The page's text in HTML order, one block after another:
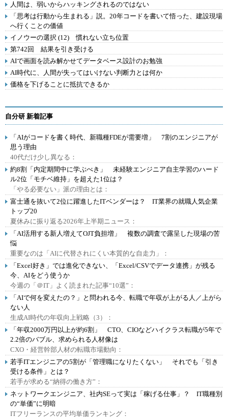
人間は、弱いからハッキングされるのではない
「思考は行動から生まれる」説。20年コードを書いて悟った、建設現場
へ行くことの価値
イノウーの選択 (12) 慣れない立ち位置
第742回 結果を引き受ける
AIで画面を読み解かせてデータベース設計のお勉強
AI時代に、人間が失ってはいけない判断力とは何か
価格を下げることに抵抗できるか
自分研 新着記事
「AIがコードを書く時代、新職種FDEが需要増」 7割のエンジニアが
思う理由
40代だけ少し異なる：
約8割「内定期間中に学ぶべき」 未経験エンジニア自主学習のハード
ル2位「モチベ維持」を超えた1位は？
「やる必要ない」派の理由とは：
富士通を抜いて2位に躍進したITベンダーは？ IT業界の就職人気企業
トップ20
夏休みに振り返る2026年上半期ニュース：
「AI活用する新人増えてOJT負担増」 複数の調査で露呈した現場の苦
悩
重要なのは「AIに代替されにくい本質的な自走力」：
「Excel好き」では進化できない、「Excel/CSVでデータ連携」が残る
今、AIをどう使うか
今週の「＠IT」よく読まれた記事“10選”：
「AIで何を変えたの？」と問われる今、転職で年収が上がる人／上がら
ない人
生成AI時代の年収向上戦略（3）：
「年収2000万円以上が約6割」 CTO、CIOなどハイクラス転職が5年で
2.2倍のバブル、求められる人材像は
CXO・経営幹部人材の転職市場動向：
若手ITエンジニアの5割が「管理職になりたくない」 それでも「引き
受ける条件」とは？
若手が求める“納得の働き方”：
ネットワークエンジニア、社内SEって実は「稼げる仕事」？ IT職種別
の“単価”に明暗
ITフリーランスの平均単価ランキング：